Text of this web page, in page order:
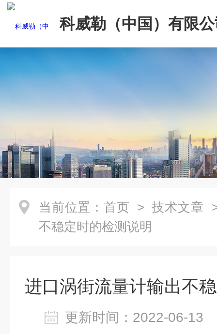
科威勒（中国）有限
当前位置： 首页 > 技术文章
不稳定时的检测说明
进口涡街流量计输出不
更新时间：2022-06-